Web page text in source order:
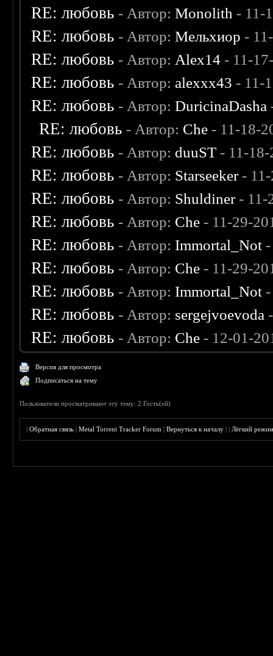
RE: любовь - Автор:Monolith - 11-
RE: любовь - Автор:Мельхиор -
RE: любовь - Автор: Alex14 - 11-
RE: любовь - Автор: alexxx43 - 11-
RE: любовь - Автор:DuricinaDasha
RE: любовь - Автор: Che - 11-18-
RE: любовь - Автор: duuST - 11-
RE: любовь - Автор: Starseeker- 11-
RE: любовь - Автор: Shuldiner- 11-
RE: любовь - Автор: Che - 11-29-
RE: любовь - Автор: Immortal_Not
RE: любовь - Автор: Che - 11-29-
RE: любовь - Автор: Immortal_Not
RE: любовь - Автор: sergejvoevoda
RE: любовь - Автор: Che - 12-01-
Версия для просмотра
Подписаться на тему
Пользователи просматривают эту тему: 2 Гость(ей)
|Обратная связь |Metal Torrent Tracker Forum |Вернуться к началу ||Лёгкий